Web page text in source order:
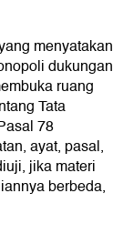
menyatakan
dukungan
ruang
Tata
78
ayat, pasal,
jika materi
berbeda,